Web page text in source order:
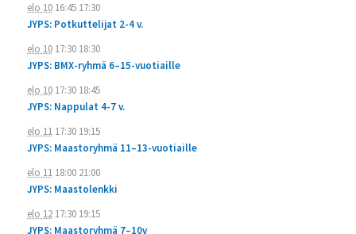
elo 1016:45 17:30
JYPS: Potkuttelijat 2-4 v.
elo 1017:30 18:30
JYPS: BMX-ryhmä 6–15-vuotiaille
elo 1017:30 18:45
JYPS: Nappulat 4-7 v.
elo 1117:30 19:15
JYPS: Maastoryhmä 11–13-vuotiaille
elo 1118:00 21:00
JYPS: Maastolenkki
elo 1217:30 19:15
JYPS: Maastoryhmä 7–10v